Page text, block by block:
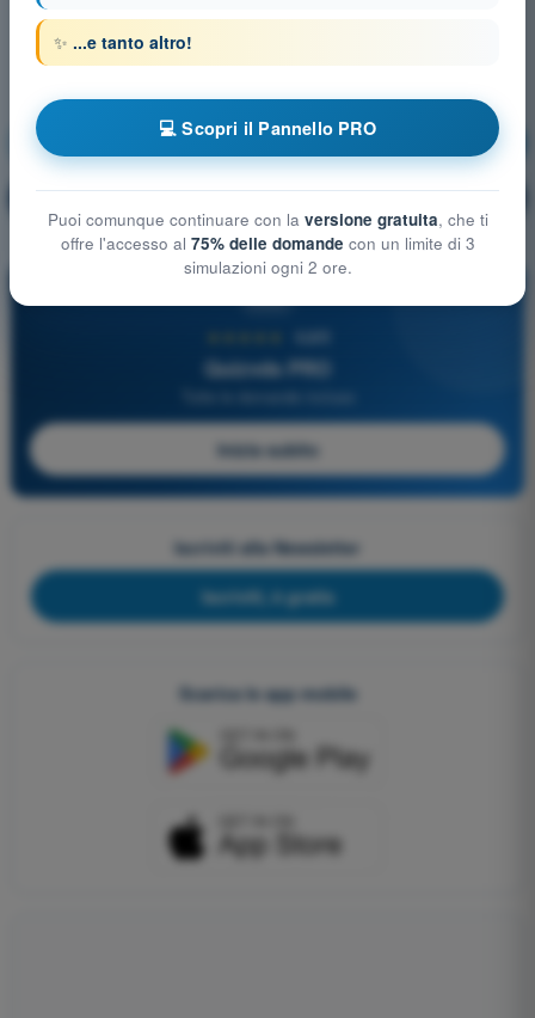
Aerodinamica Allenamento!
🔒 Spiegazione domanda
Quizvds PRO
Inizia subito
Iscriviti alla Newsletter
Iscriviti, è gratis
Scarica le app mobile
✨ ...e tanto altro!
💻 Scopri il Pannello PRO
Puoi comunque continuare con la versione gratuita, che ti
offre l'accesso al 75% delle domande con un limite di 3
simulazioni ogni 2 ore.